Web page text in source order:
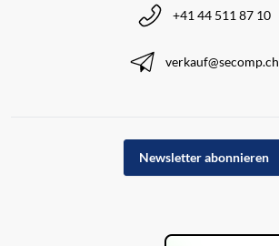
+41 44 511 87 10
verkauf@secomp.ch
Newsletter abonnieren